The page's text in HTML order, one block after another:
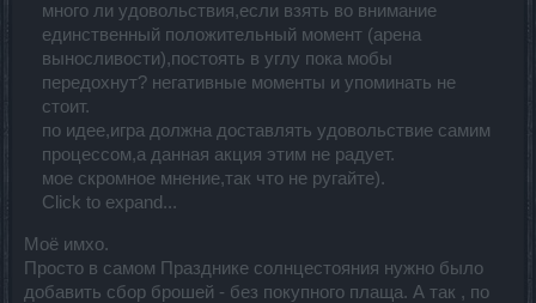
много ли удовольствия,если взять во внимание
единственный положительный момент (арена
выносливости),постоять в углу пока мобы
передохнут? негативные моменты и упоминать не
стоит.
по идее,игра должна доставлять удовольствие самим
процессом,а данная акция этим не радует.
мое скромное мнение,так что не ругайте).
Click to expand...
Моё имхо.
Просто в самом Празднике солнцестояния нужно было
добавить сбор брошей - без покупного плаща. А так , по